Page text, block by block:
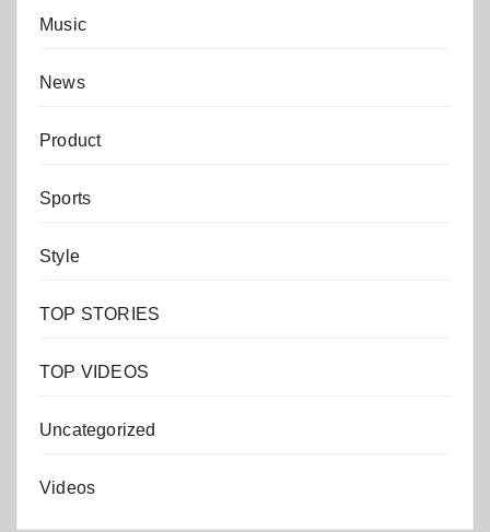
Music
News
Product
Sports
Style
TOP STORIES
TOP VIDEOS
Uncategorized
Videos